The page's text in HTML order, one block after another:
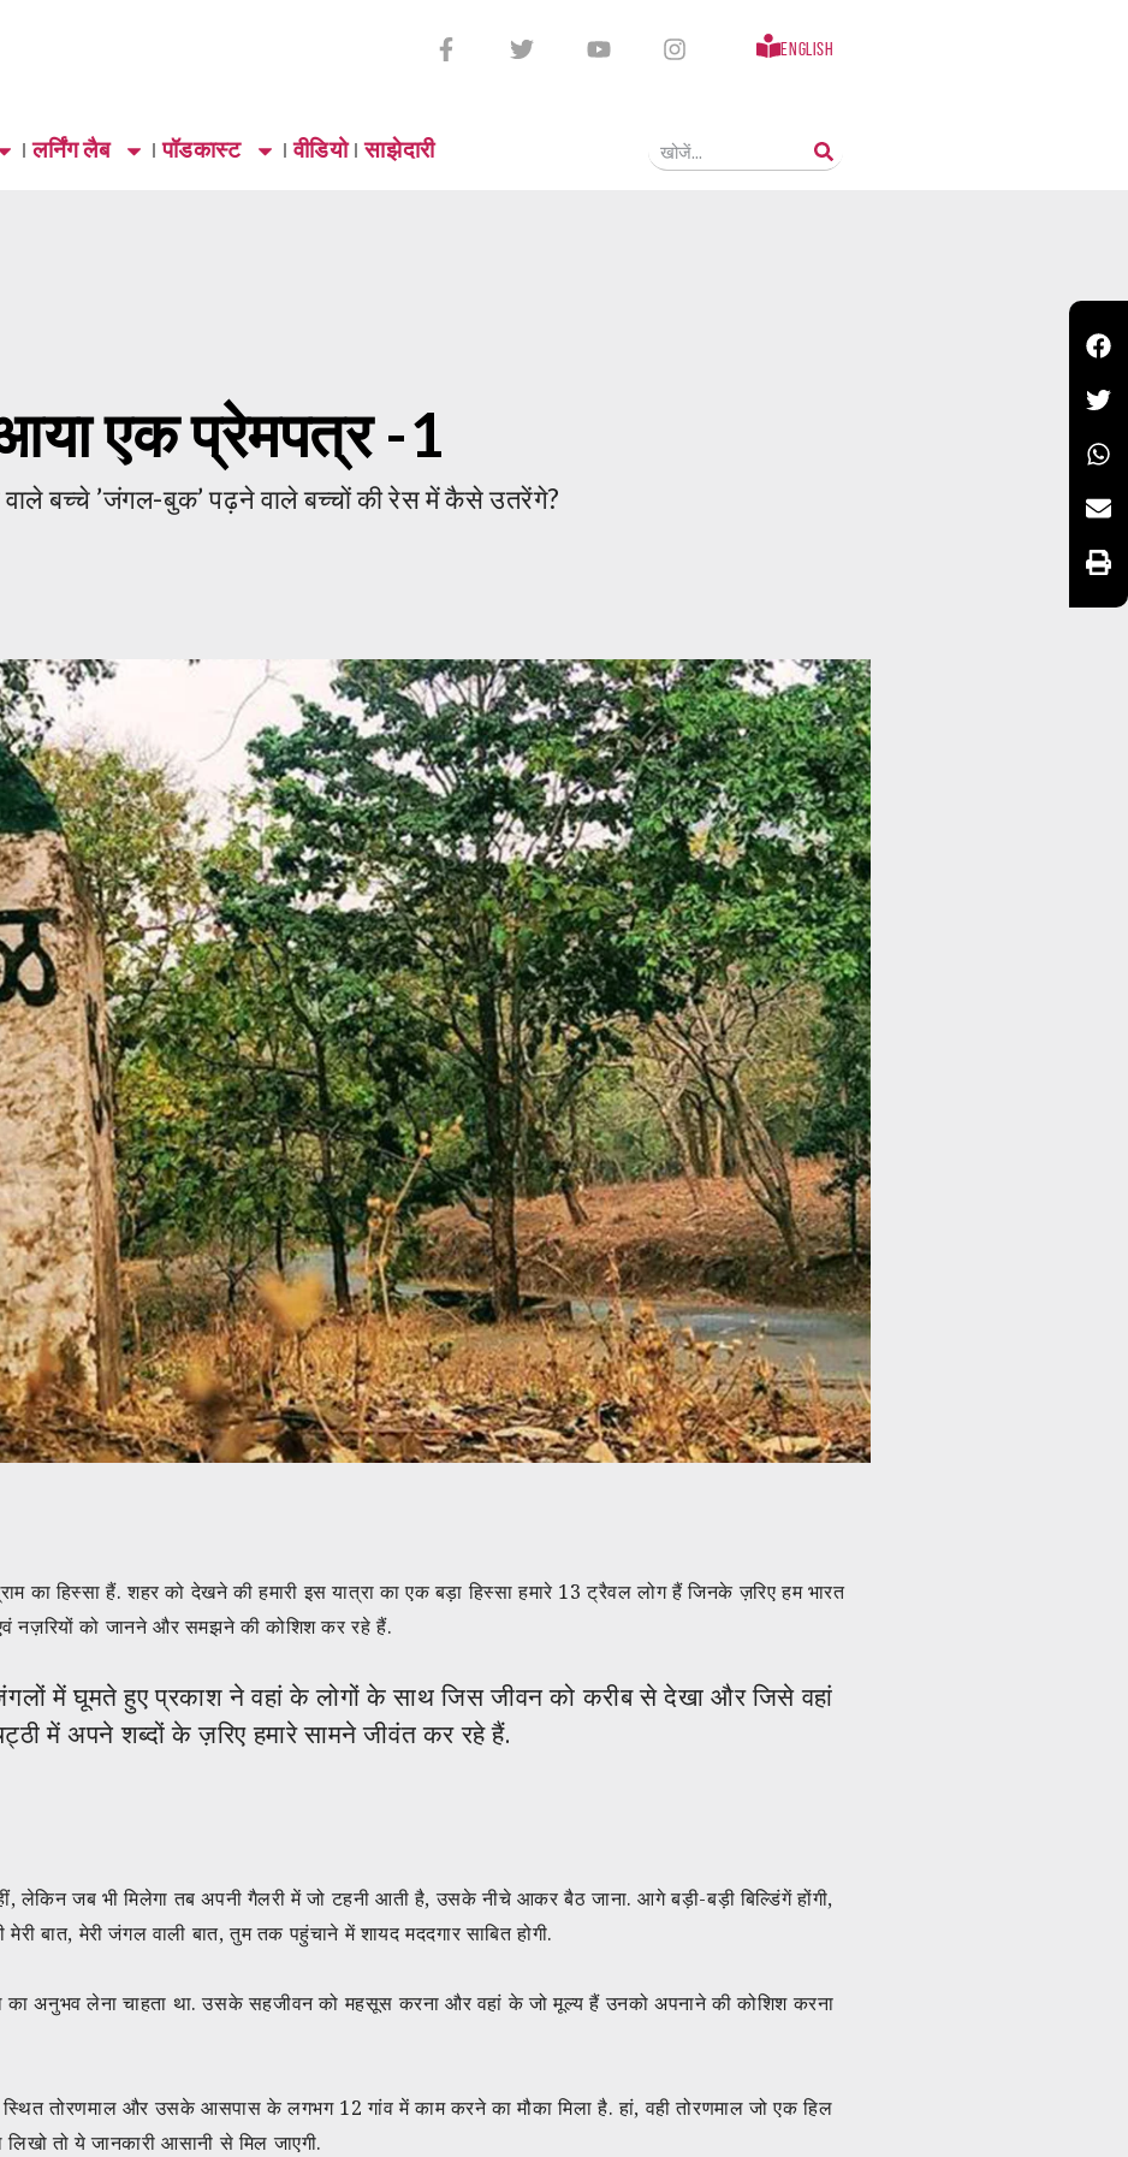
English
लर्निंग लैब पॉडकास्ट वीडियो साझेदारी
एक प्रेमपत्र -1
वाले बच्चे ’जंगल-बुक’ पढ़ने वाले बच्चों की रेस में कैसे उतरेंगे?
का हिस्सा हैं. शहर को देखने की हमारी इस यात्रा का एक बड़ा हिस्सा हमारे 13 ट्रैवल लोग हैं जिनके ज़रिए हम भारत
को जानने और समझने की कोशिश कर रहे हैं.
जंगलों में घूमते हुए प्रकाश ने वहां के लोगों के साथ जिस जीवन को करीब से देखा और जिसे वहां
में अपने शब्दों के ज़रिए हमारे सामने जीवंत कर रहे हैं.
लेकिन जब भी मिलेगा तब अपनी गैलरी में जो टहनी आती है, उसके नीचे आकर बैठ जाना. आगे बड़ी-बड़ी बिल्डिंगें होंगी,
बात, मेरी जंगल वाली बात, तुम तक पहुंचाने में शायद मददगार साबित होगी.
का अनुभव लेना चाहता था. उसके सहजीवन को महसूस करना और वहां के जो मूल्य हैं उनको अपनाने की कोशिश करना
तोरणमाल और उसके आसपास के लगभग 12 गांव में काम करने का मौका मिला है. हां, वही तोरणमाल जो एक हिल
तो ये जानकारी आसानी से मिल जाएगी.